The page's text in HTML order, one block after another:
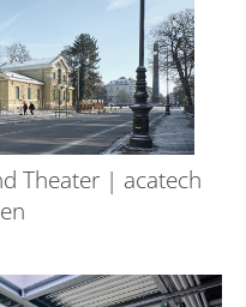
Theater | acatech